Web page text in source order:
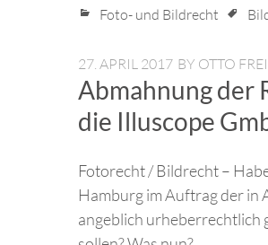
Foto- und Bildrecht
27. APRIL 2017 BY OTTO
Abmahnung der
die Illuscope
Fotorecht / Bildrecht –
Hamburg im Auftrag der in
angeblich urheberrechtlich